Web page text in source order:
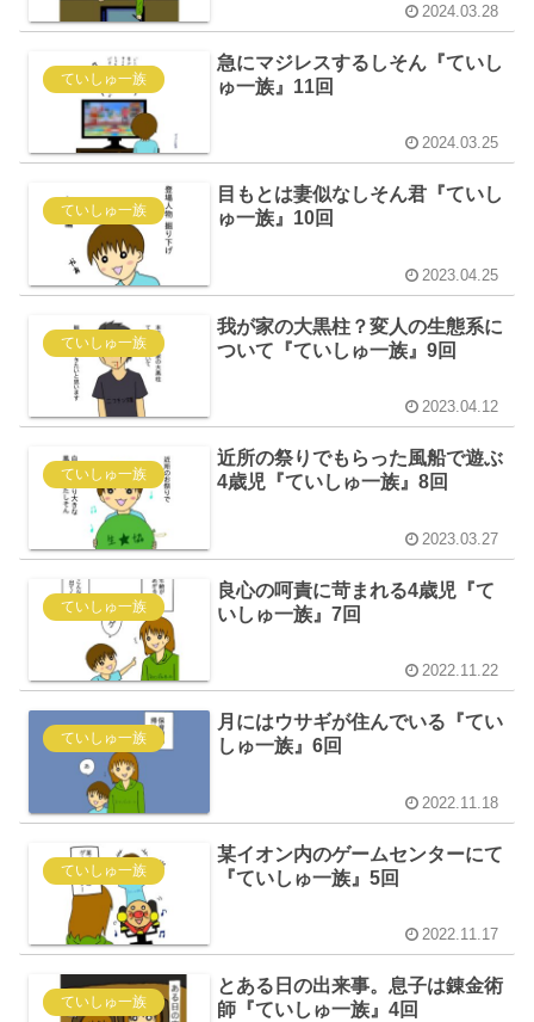
2024.03.28
ていしゅ一族
急にマジレスするしそん『ていし
ゅ一族』11回
2024.03.25
ていしゅ一族
目もとは妻似なしそん君『ていし
ゅ一族』10回
2023.04.25
ていしゅ一族
我が家の大黒柱？変人の生態系に
ついて『ていしゅ一族』9回
2023.04.12
ていしゅ一族
近所の祭りでもらった風船で遊ぶ
4歳児『ていしゅ一族』8回
2023.03.27
ていしゅ一族
良心の呵責に苛まれる4歳児『て
いしゅ一族』7回
2022.11.22
ていしゅ一族
月にはウサギが住んでいる『てい
しゅ一族』6回
2022.11.18
ていしゅ一族
某イオン内のゲームセンターにて
『ていしゅ一族』5回
2022.11.17
ていしゅ一族
とある日の出来事。息子は錬金術
師『ていしゅ一族』4回